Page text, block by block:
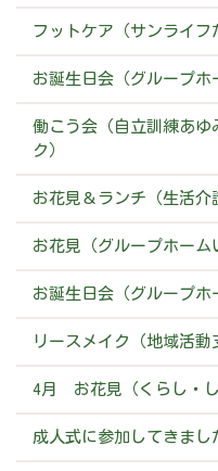
フットケア（サンライフ
お誕生日会（グループホ
働こう会（自立訓練あゆ
ク）
お花見＆ランチ（生活介
お花見（グループホーム
お誕生日会（グループホ
リースメイク（地域活動
4月 お花見（くらし・し
成人式に参加してきまし